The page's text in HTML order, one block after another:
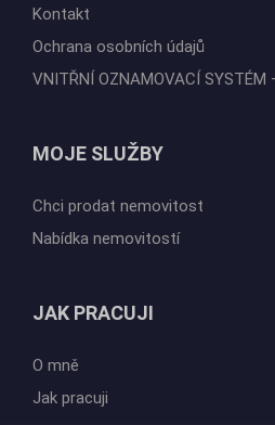
Kontakt
Ochrana osobních údajů
VNITŘNÍ OZNAMOVACÍ SYSTÉM
MOJE SLUŽBY
Chci prodat nemovitost
Nabídka nemovitostí
JAK PRACUJI
O mně
Jak pracuji